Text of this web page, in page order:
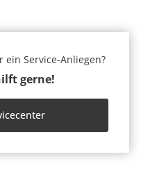
ein Service-Anliegen?
gerne!